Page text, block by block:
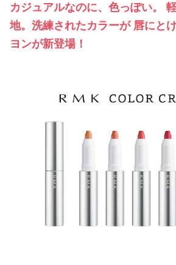
ゲーム
カジュアルなのに、色っぽい。
地。洗練されたカラーが 唇にと
ヨンが新登場！